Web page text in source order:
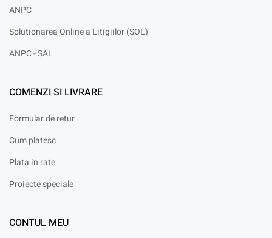
ANPC
Solutionarea Online a Litigiilor (SOL)
ANPC - SAL
COMENZI SI LIVRARE
Formular de retur
Cum platesc
Plata in rate
Proiecte speciale
CONTUL MEU